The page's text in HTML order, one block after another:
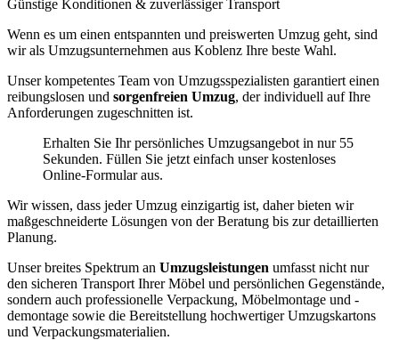
Günstige Konditionen & zuverlässiger Transport
Wenn es um einen entspannten und preiswerten Umzug geht, sind
wir als Umzugsunternehmen aus Koblenz Ihre beste Wahl.
Unser kompetentes Team von Umzugsspezialisten garantiert einen
reibungslosen und sorgenfreien Umzug, der individuell auf Ihre
Anforderungen zugeschnitten ist.
Erhalten Sie Ihr persönliches Umzugsangebot in nur 55
Sekunden. Füllen Sie jetzt einfach unser kostenloses
Online-Formular aus.
Wir wissen, dass jeder Umzug einzigartig ist, daher bieten wir
maßgeschneiderte Lösungen von der Beratung bis zur detaillierten
Planung.
Unser breites Spektrum an Umzugsleistungen umfasst nicht nur
den sicheren Transport Ihrer Möbel und persönlichen Gegenstände,
sondern auch professionelle Verpackung, Möbelmontage und -
demontage sowie die Bereitstellung hochwertiger Umzugskartons
und Verpackungsmaterialien.